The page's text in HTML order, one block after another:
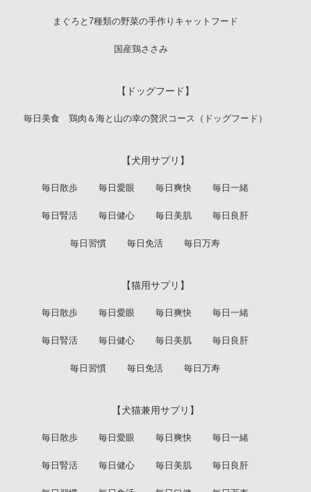
まぐろと7種類の野菜の手作りキャットフード
国産鶏ささみ
【ドッグフード】
毎日美食 鶏肉＆海と山の幸の贅沢コース（ドッグフード）
【犬用サプリ】
毎日散歩 毎日愛眼 毎日爽快 毎日一緒
毎日腎活 毎日健心 毎日美肌 毎日良肝
毎日習慣 毎日免活 毎日万寿
【猫用サプリ】
毎日散歩 毎日愛眼 毎日爽快 毎日一緒
毎日腎活 毎日健心 毎日美肌 毎日良肝
毎日習慣 毎日免活 毎日万寿
【犬猫兼用サプリ】
毎日散歩 毎日愛眼 毎日爽快 毎日一緒
毎日腎活 毎日健心 毎日美肌 毎日良肝